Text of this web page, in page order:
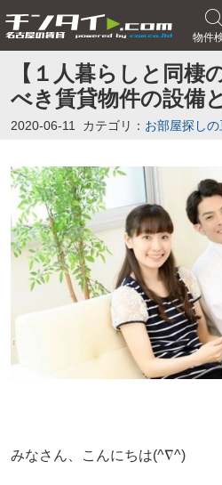
物件
【１人暮らしと同棲
べき賃貸物件の設備
2020-06-11 カテゴリ： お部屋探し
みなさん、こんにちは(^∇^)